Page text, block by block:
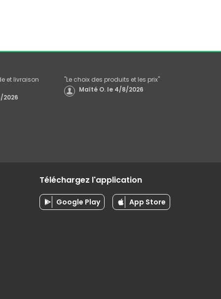
et livraison
2026
"Le choix des produits et les prix"
Maïté O. le 4/8/2026
Téléchargez l'application
Google Play App Store